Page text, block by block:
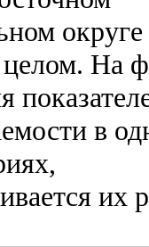
целом. На
в
их